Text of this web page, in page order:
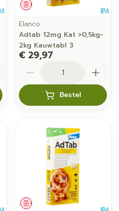
Geneesmiddel
Elanco
Adtab 12mg Kat >0,5kg-
2kg Kauwtabl 3
€ 29,97
Bestel
Geneesmiddel